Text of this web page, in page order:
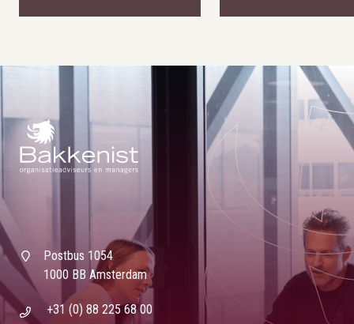
Postbus 1054
1000 BB Amsterdam
+31 (0) 88 225 68 00